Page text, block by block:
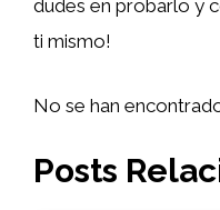
dudes en probarlo y
ti mismo!
No se han
Posts